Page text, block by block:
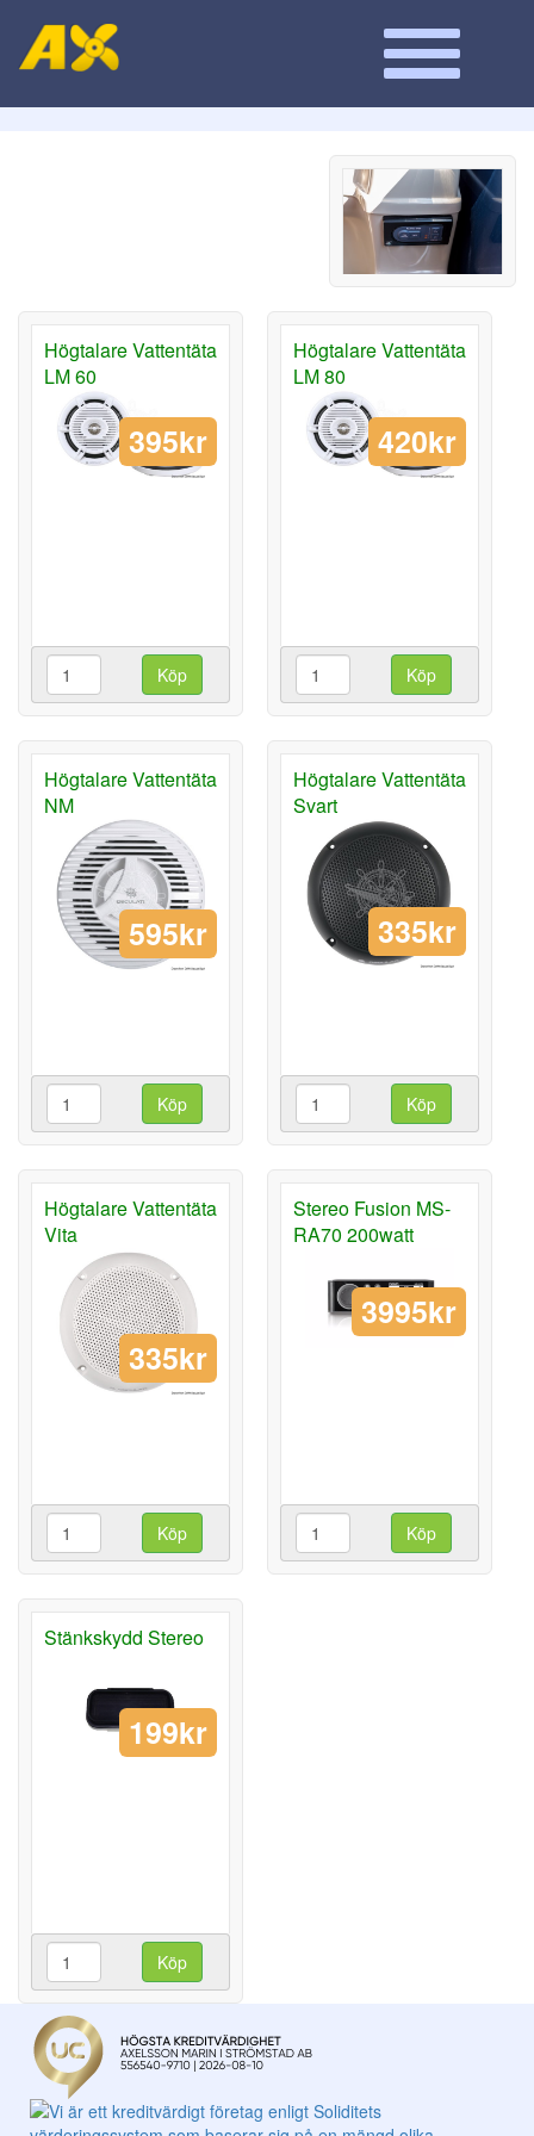
Högtalare Vattentäta
LM 60
395kr
Köp
Högtalare Vattentäta
LM 80
420kr
Köp
Högtalare Vattentäta
NM
595kr
Köp
Högtalare Vattentäta
Svart
335kr
Köp
Högtalare Vattentäta
Vita
335kr
Köp
Stereo Fusion MS-
RA70 200watt
3995kr
Köp
Stänkskydd Stereo
199kr
Köp